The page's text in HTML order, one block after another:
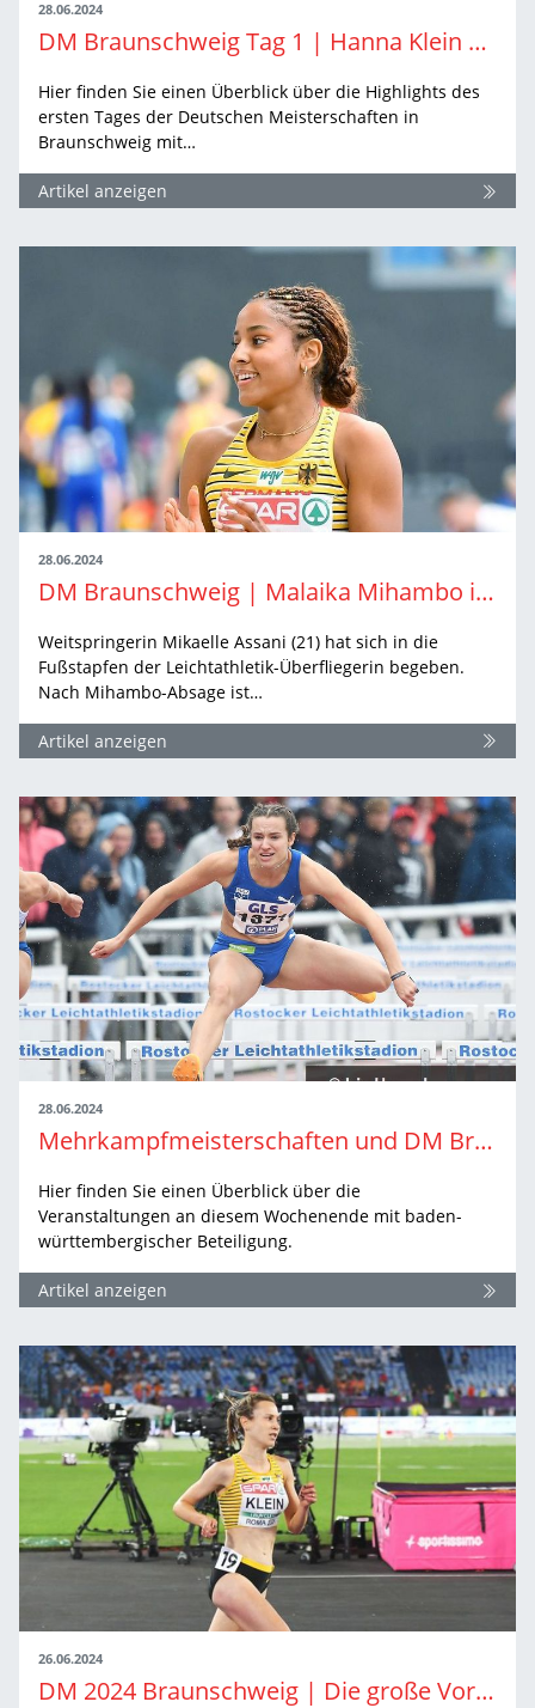
28.06.2024
DM Braunschweig Tag 1 | Hanna Klein mit zweitem DM-Titel
Hier finden Sie einen Überblick über die Highlights des
ersten Tages der Deutschen Meisterschaften in
Braunschweig mit…
Artikel anzeigen
28.06.2024
DM Braunschweig | Malaika Mihambo inspiriert mich
Weitspringerin Mikaelle Assani (21) hat sich in die
Fußstapfen der Leichtathletik-Überfliegerin begeben.
Nach Mihambo-Absage ist…
Artikel anzeigen
28.06.2024
Mehrkampfmeisterschaften und DM Braunschweig | Wochenend-Ausblick
Hier finden Sie einen Überblick über die
Veranstaltungen an diesem Wochenende mit baden-
württembergischer Beteiligung.
Artikel anzeigen
26.06.2024
DM 2024 Braunschweig | Die große Vorschau auf die Entscheidungen der Frauen